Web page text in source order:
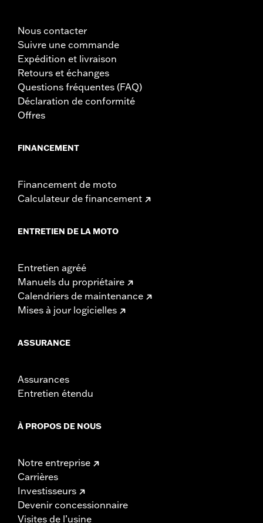
Nous contacter
Suivre une commande
Expédition et livraison
Retours et échanges
Questions fréquentes (FAQ)
Déclaration de conformité
Offres
FINANCEMENT
Financement de moto
Calculateur de financement
ENTRETIEN DE LA MOTO
Entretien agréé
Manuels du propriétaire
Calendriers de maintenance
Mises à jour logicielles
ASSURANCE
Assurances
Entretien étendu
À PROPOS DE NOUS
Notre entreprise
Carrières
Investisseurs
Devenir concessionnaire
Visites de l’usine